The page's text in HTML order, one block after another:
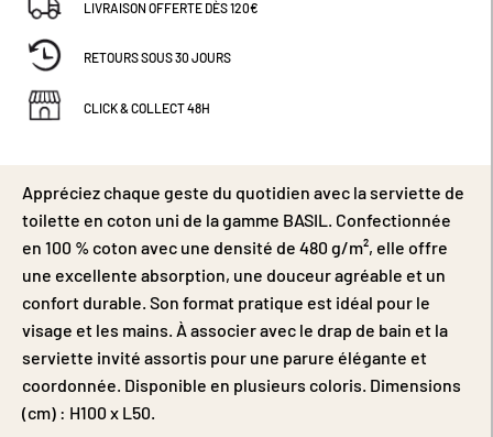
LIVRAISON OFFERTE DÈS 120€
RETOURS SOUS 30 JOURS
CLICK & COLLECT 48H
Appréciez chaque geste du quotidien avec la serviette de
toilette en coton uni de la gamme BASIL. Confectionnée
en 100 % coton avec une densité de 480 g/m², elle offre
une excellente absorption, une douceur agréable et un
confort durable. Son format pratique est idéal pour le
visage et les mains. À associer avec le drap de bain et la
serviette invité assortis pour une parure élégante et
coordonnée. Disponible en plusieurs coloris. Dimensions
(cm) : H100 x L50.